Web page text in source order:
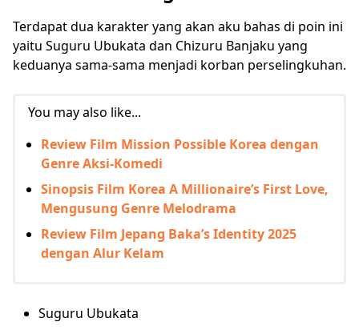
Terdapat dua karakter yang akan aku bahas di poin ini
yaitu Suguru Ubukata dan Chizuru Banjaku yang
keduanya sama-sama menjadi korban perselingkuhan.
You may also like...
Review Film Mission Possible Korea dengan
Genre Aksi-Komedi
Sinopsis Film Korea A Millionaire’s First Love,
Mengusung Genre Melodrama
Review Film Jepang Baka’s Identity 2025
dengan Alur Kelam
Suguru Ubukata